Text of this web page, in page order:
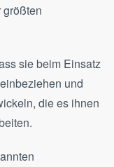
sie beim Einsatz
und
die es ihnen